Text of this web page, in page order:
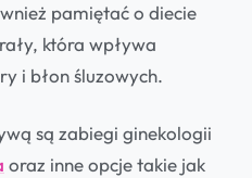
pamiętać o diecie
która wpływa
i błon śluzowych.
są zabiegi ginekologii
oraz inne opcje takie jak